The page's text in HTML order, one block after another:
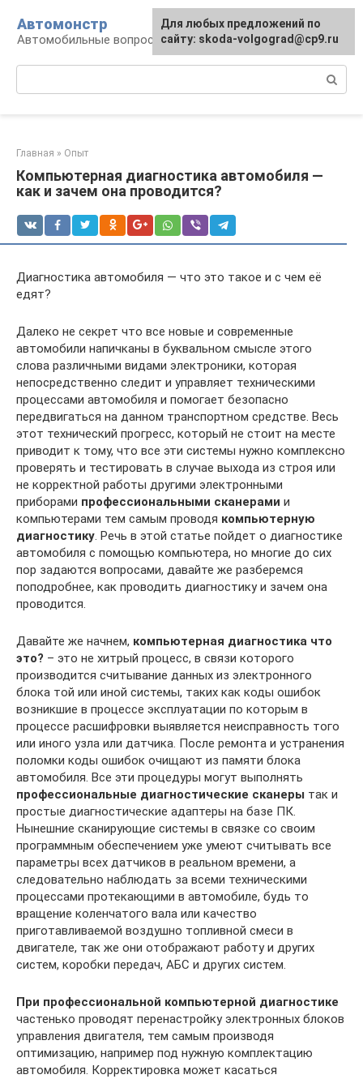
контенту
Автомонстр
Автомобильные вопросы и ответы
Главная » Опыт
Компьютерная диагностика автомобиля —
как и зачем она проводится?
Диагностика автомобиля — что это такое и с чем её
едят?
Далеко не секрет что все новые и современные
автомобили напичканы в буквальном смысле этого
слова различными видами электроники, которая
непосредственно следит и управляет техническими
процессами автомобиля и помогает безопасно
передвигаться на данном транспортном средстве. Весь
этот технический прогресс, который не стоит на месте
приводит к тому, что все эти системы нужно комплексно
проверять и тестировать в случае выхода из строя или
не корректной работы другими электронными
приборами профессиональными сканерами и
компьютерами тем самым проводя компьютерную
диагностику. Речь в этой статье пойдет о диагностике
автомобиля с помощью компьютера, но многие до сих
пор задаются вопросами, давайте же разберемся
поподробнее, как проводить диагностику и зачем она
проводится.
Давайте же начнем, компьютерная диагностика что
это? – это не хитрый процесс, в связи которого
производится считывание данных из электронного
блока той или иной системы, таких как коды ошибок
возникшие в процессе эксплуатации по которым в
процессе расшифровки выявляется неисправность того
или иного узла или датчика. После ремонта и устранения
поломки коды ошибок очищают из памяти блока
автомобиля. Все эти процедуры могут выполнять
профессиональные диагностические сканеры так и
простые диагностические адаптеры на базе ПК.
Нынешние сканирующие системы в связке со своим
программным обеспечением уже умеют считывать все
параметры всех датчиков в реальном времени, а
следовательно наблюдать за всеми техническими
процессами протекающими в автомобиле, будь то
вращение коленчатого вала или качество
приготавливаемой воздушно топливной смеси в
двигателе, так же они отображают работу и других
систем, коробки передач, АБС и других систем.
При профессиональной компьютерной диагностике
частенько проводят перенастройку электронных блоков
управления двигателя, тем самым производя
оптимизацию, например под нужную комплектацию
автомобиля. Корректировка может касаться
Для любых предложений по
сайту: skoda-volgograd@cp9.ru